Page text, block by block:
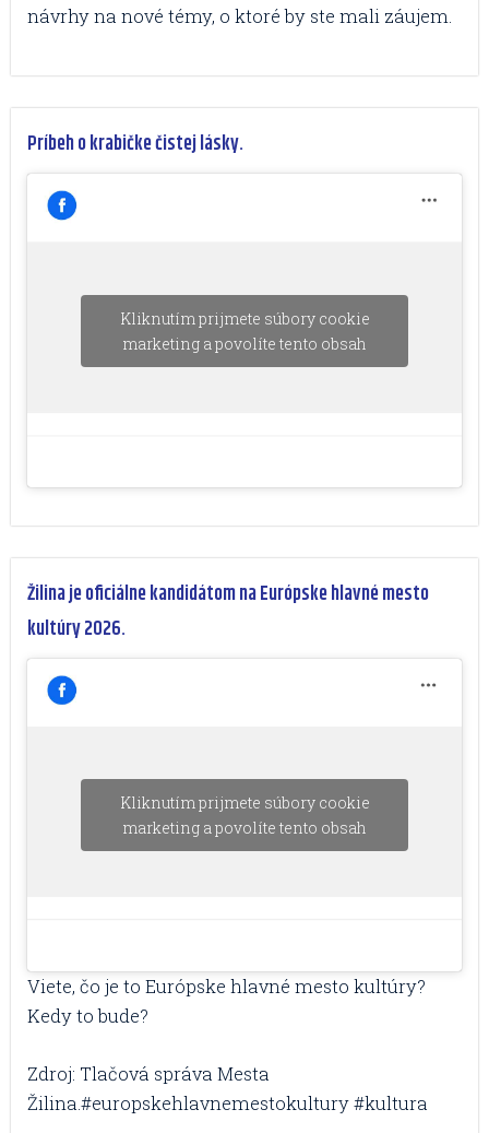
návrhy na nové témy, o ktoré by ste mali záujem.
Príbeh o krabičke čistej lásky.
Kliknutím prijmete súbory cookie
marketing a povolíte tento obsah
Žilina je oficiálne kandidátom na Európske hlavné mesto
kultúry 2026.
Kliknutím prijmete súbory cookie
marketing a povolíte tento obsah
Viete, čo je to Európske hlavné mesto kultúry?
Kedy to bude?
Zdroj: Tlačová správa Mesta
Žilina.#europskehlavnemestokultury #kultura